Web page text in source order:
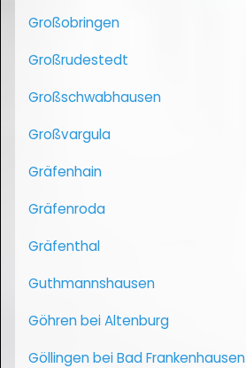
Großobringen
Großrudestedt
Großschwabhausen
Großvargula
Gräfenhain
Gräfenroda
Gräfenthal
Guthmannshausen
Göhren bei Altenburg
Göllingen bei Bad Frankenhausen